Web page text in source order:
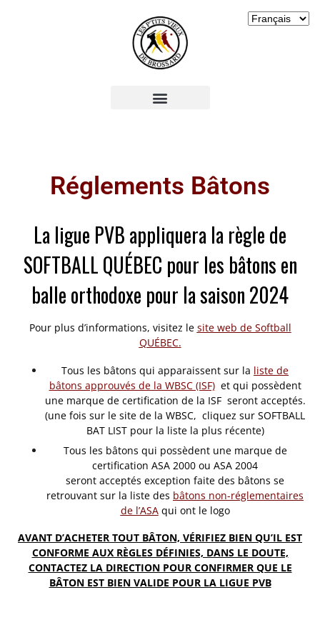
Réglements Bâtons
La ligue PVB appliquera la règle de
SOFTBALL QUÉBEC pour les bâtons en
balle orthodoxe pour la saison 2024
Pour plus d’informations, visitez le site web de Softball
QUÉBEC.
Tous les bâtons qui apparaissent sur la liste de
bâtons approuvés de la WBSC (ISF)et qui possèdent
une marque de certification de la ISF seront acceptés.
(une fois sur le site de la WBSC, cliquez sur SOFTBALL
BAT LIST pour la liste la plus récente)
Tous les bâtons qui possèdent une marque de
certification ASA 2000 ou ASA 2004
seront acceptés exception faite des bâtons se
retrouvant sur la liste des bâtons non-réglementaires
de l’ASAqui ont le logo
AVANT D’ACHETER TOUT BÂTON, VÉRIFIEZ BIEN QU’IL EST
CONFORME AUX RÈGLES DÉFINIES, DANS LE DOUTE,
CONTACTEZ LA DIRECTION POUR CONFIRMER QUE LE
BÂTON EST BIEN VALIDE POUR LA LIGUE PVB